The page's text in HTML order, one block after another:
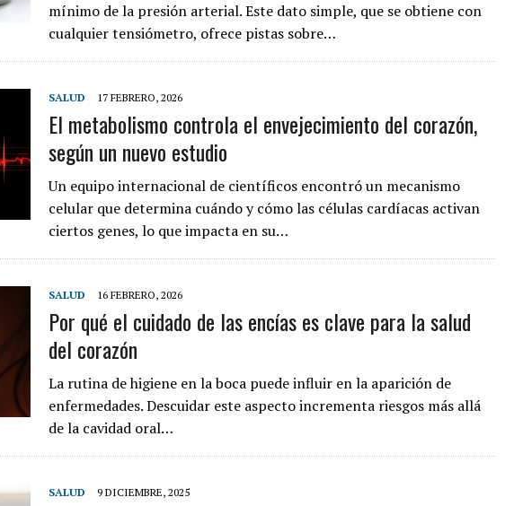
mínimo de la presión arterial. Este dato simple, que se obtiene con
cualquier tensiómetro, ofrece pistas sobre…
SALUD 17 FEBRERO, 2026
El metabolismo controla el envejecimiento del corazón,
según un nuevo estudio
Un equipo internacional de científicos encontró un mecanismo
celular que determina cuándo y cómo las células cardíacas activan
ciertos genes, lo que impacta en su…
SALUD 16 FEBRERO, 2026
Por qué el cuidado de las encías es clave para la salud
del corazón
La rutina de higiene en la boca puede influir en la aparición de
enfermedades. Descuidar este aspecto incrementa riesgos más allá
de la cavidad oral…
SALUD 9 DICIEMBRE, 2025